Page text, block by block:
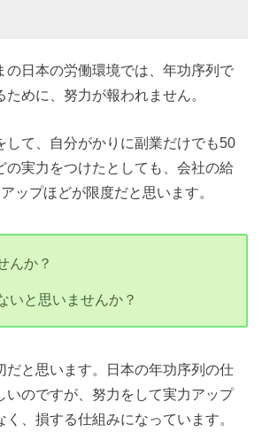
の日本の労働環境では、年功序列で
めに、努力が報われません。
して、自分がかりに副業だけでも50
の実力をつけたとしても、会社の給
ップほどが限度だと思います。
んか？
いと思いませんか？
だと思います。日本の年功序列の仕
いのですが、努力をして実力アップ
、損する仕組みになっています。